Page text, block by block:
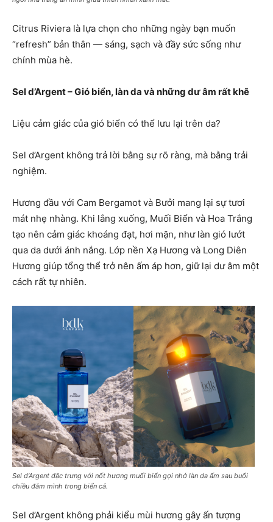
Citrus Riviera là lựa chọn cho những ngày bạn muốn
“refresh” bản thân — sáng, sạch và đầy sức sống như
chính mùa hè.
Sel d’Argent – Gió biển, làn da và những dư âm rất khẽ
Liệu cảm giác của gió biển có thể lưu lại trên da?
Sel d’Argent không trả lời bằng sự rõ ràng, mà bằng trải
nghiệm.
Hương đầu với Cam Bergamot và Bưởi mang lại sự tươi
mát nhẹ nhàng. Khi lắng xuống, Muối Biển và Hoa Trắng
tạo nên cảm giác khoáng đạt, hơi mặn, như làn gió lướt
qua da dưới ánh nắng. Lớp nền Xạ Hương và Long Diên
Hương giúp tổng thể trở nên ấm áp hơn, giữ lại dư âm một
cách rất tự nhiên.
Sel d’Argent đặc trưng với nốt hương muối biển gợi nhớ làn da ấm sau buổi
chiều đắm mình trong biển cả.
Sel d’Argent không phải kiểu mùi hương gây ấn tượng